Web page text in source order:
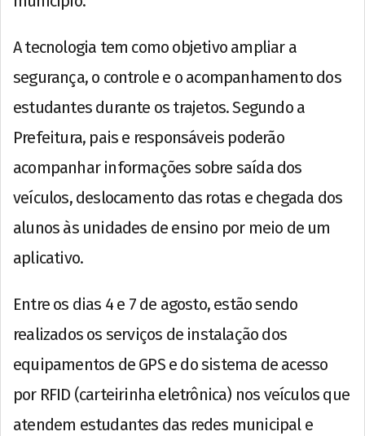
A tecnologia tem como objetivo ampliar a
segurança, o controle e o acompanhamento dos
estudantes durante os trajetos. Segundo a
Prefeitura, pais e responsáveis poderão
acompanhar informações sobre saída dos
veículos, deslocamento das rotas e chegada dos
alunos às unidades de ensino por meio de um
aplicativo.
Entre os dias 4 e 7 de agosto, estão sendo
realizados os serviços de instalação dos
equipamentos de GPS e do sistema de acesso
por RFID (carteirinha eletrônica) nos veículos que
atendem estudantes das redes municipal e